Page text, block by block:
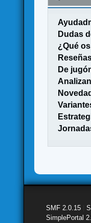
Dudas
¿Qué
De
SMF 2.0.15 |
SimplePortal